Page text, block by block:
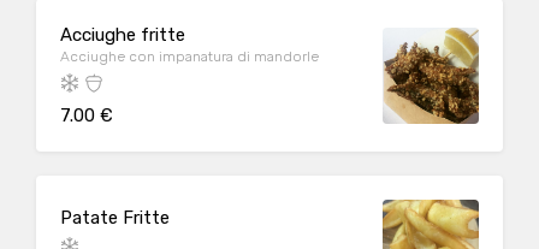
Acciughe fritte
Acciughe con impanatura di mandorle
7.00 €
Patate Fritte